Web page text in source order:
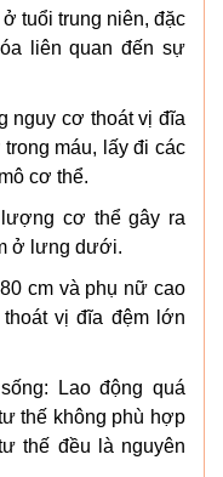
tuổi trung niên, đặc
liên quan đến sự
nguy cơ thoát vị đĩa
máu, lấy đi các
cơ thể.
cơ thể gây ra
ở lưng dưới.
cm và phụ nữ cao
vị đĩa đệm lớn
Lao động quá
thế không phù hợp
thế đều là nguyên